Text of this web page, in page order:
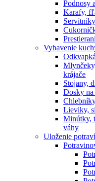
Podnosy
Karafy,
Servítniky
Vybavenie
krájače
Stojany,
Dosky na
Lieviky,
Minútky,
váhy
Uloženie